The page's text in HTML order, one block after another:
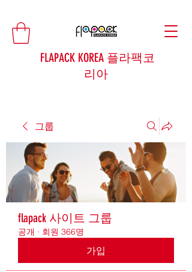
FLAPACK KOREA 플라팩코
리아
그룹
flapack 사이트 그룹
공개 · 회원 366명
가입